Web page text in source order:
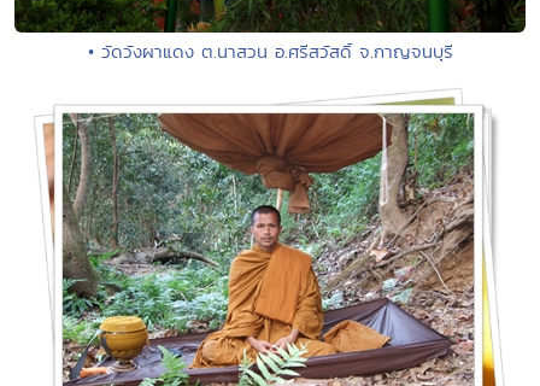
• วัดวังผาแดง ต.นาสวน อ.ศรีสวัสดิ์ จ.กาญจนบุรี